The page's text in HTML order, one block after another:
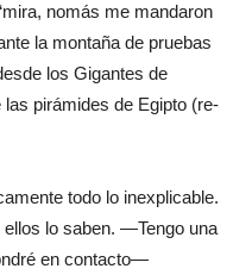
nomás me mandaron
la montaña de pruebas
los Gigantes de
pirámides de Egipto (re-
todo lo inexplicable.
ellos lo saben. —Tengo una
en contacto—